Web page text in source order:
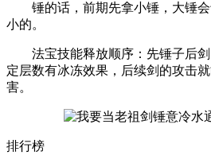
锤的话，前期先拿小锤，大锤
小的。
法宝技能释放顺序：先锤子后
定层数有冰冻效果，后续剑的攻击
害。
排行榜